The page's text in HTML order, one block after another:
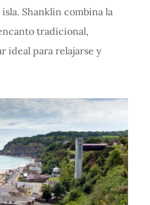
Shanklin combina la
tradicional,
ideal para relajarse y